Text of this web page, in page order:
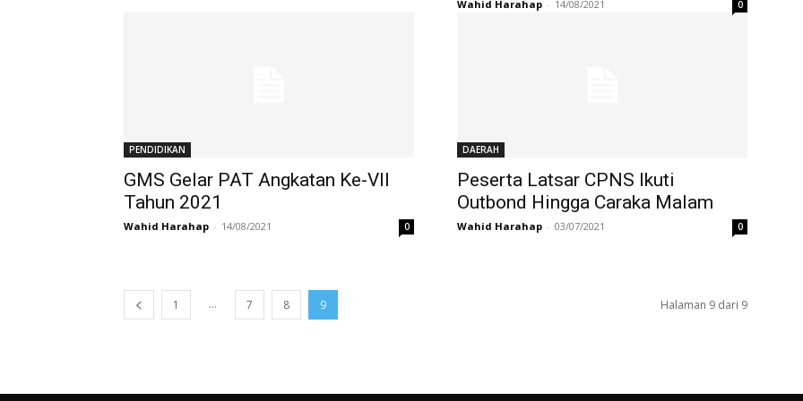
Wahid Harahap - 14/08/2021 0
PENDIDIKAN
GMS Gelar PAT Angkatan Ke-VII
Tahun 2021
Wahid Harahap - 14/08/2021 0
DAERAH
Peserta Latsar CPNS Ikuti
Outbond Hingga Caraka Malam
Wahid Harahap - 03/07/2021 0
1 ... 7 8 9 Halaman 9 dari 9